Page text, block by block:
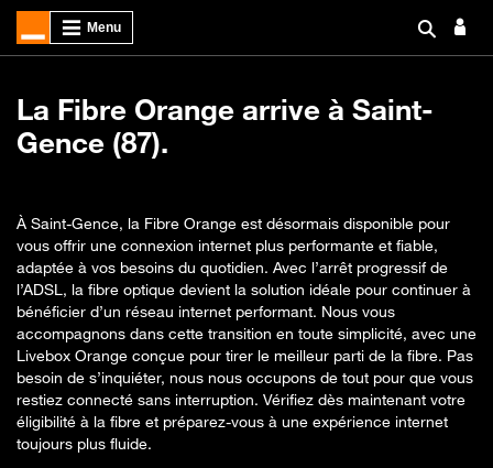
La Fibre Orange arrive à Saint-
Gence (87).
À Saint-Gence, la Fibre Orange est désormais disponible pour
vous offrir une connexion internet plus performante et fiable,
adaptée à vos besoins du quotidien. Avec l’arrêt progressif de
l’ADSL, la fibre optique devient la solution idéale pour continuer à
bénéficier d’un réseau internet performant. Nous vous
accompagnons dans cette transition en toute simplicité, avec une
Livebox Orange conçue pour tirer le meilleur parti de la fibre. Pas
besoin de s’inquiéter, nous nous occupons de tout pour que vous
restiez connecté sans interruption. Vérifiez dès maintenant votre
éligibilité à la fibre et préparez-vous à une expérience internet
toujours plus fluide.